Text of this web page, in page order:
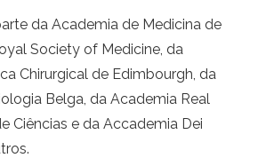
da Academia de Medicina de
Society of Medicine, da
Chirurgical de Edimbourgh, da
Belga, da Academia Real
Ciências e da Accademia Dei